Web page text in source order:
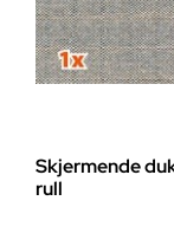
Skjermende
rull